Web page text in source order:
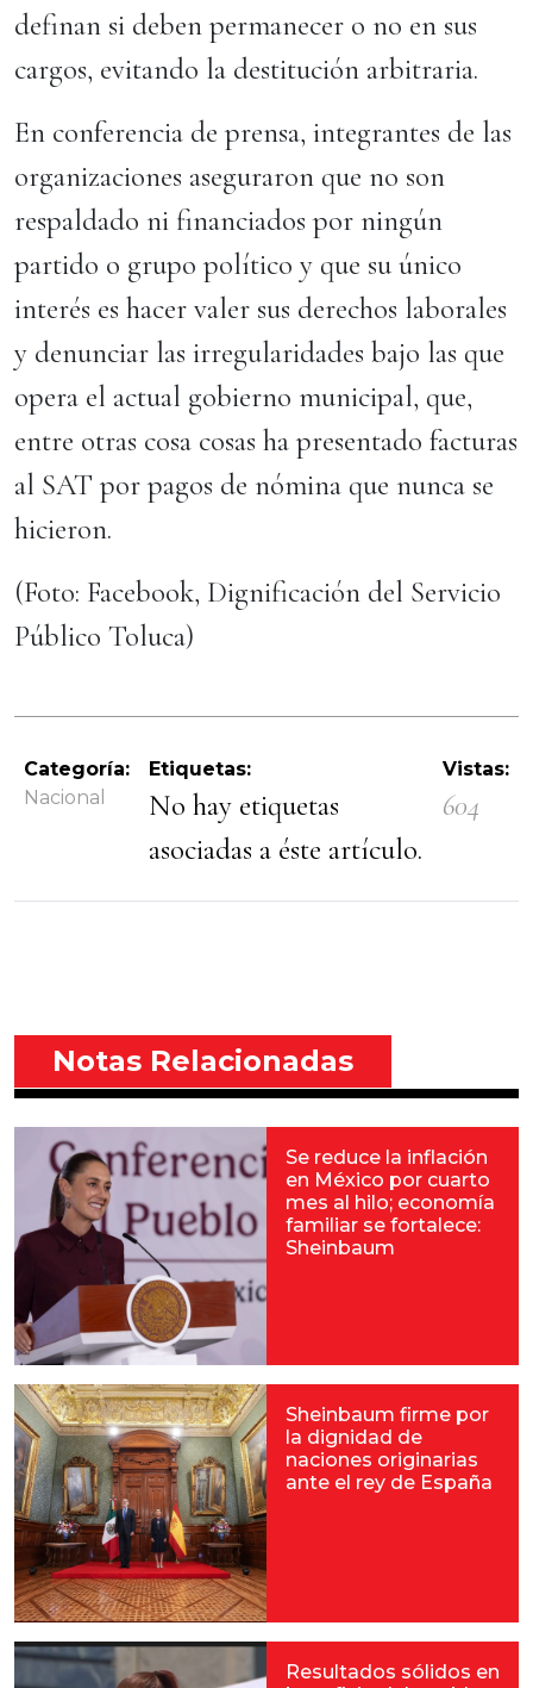
definan si deben permanecer o no en sus
cargos, evitando la destitución arbitraria.
En conferencia de prensa, integrantes de las
organizaciones aseguraron que no son
respaldado ni financiados por ningún
partido o grupo político y que su único
interés es hacer valer sus derechos laborales
y denunciar las irregularidades bajo las que
opera el actual gobierno municipal, que,
entre otras cosa cosas ha presentado facturas
al SAT por pagos de nómina que nunca se
hicieron.
(Foto: Facebook, Dignificación del Servicio
Público Toluca)
Categoría:
Nacional
Etiquetas:
No hay etiquetas
asociadas a éste artículo.
Vistas:
604
Notas Relacionadas
Se reduce la inflación
en México por cuarto
mes al hilo; economía
familiar se fortalece:
Sheinbaum
Sheinbaum firme por
la dignidad de
naciones originarias
ante el rey de España
Resultados sólidos en